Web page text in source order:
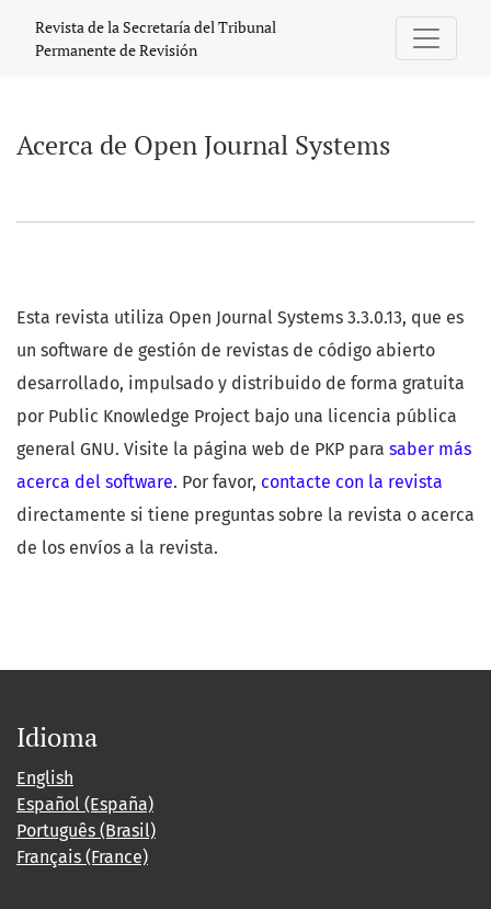
Revista de la Secretaría del Tribunal
Permanente de Revisión
Acerca de Open Journal Systems
Esta revista utiliza Open Journal Systems 3.3.0.13, que es
un software de gestión de revistas de código abierto
desarrollado, impulsado y distribuido de forma gratuita
por Public Knowledge Project bajo una licencia pública
general GNU. Visite la página web de PKP para saber más
acerca del software. Por favor, contacte con la revista
directamente si tiene preguntas sobre la revista o acerca
de los envíos a la revista.
Idioma
English
Español (España)
Português (Brasil)
Français (France)